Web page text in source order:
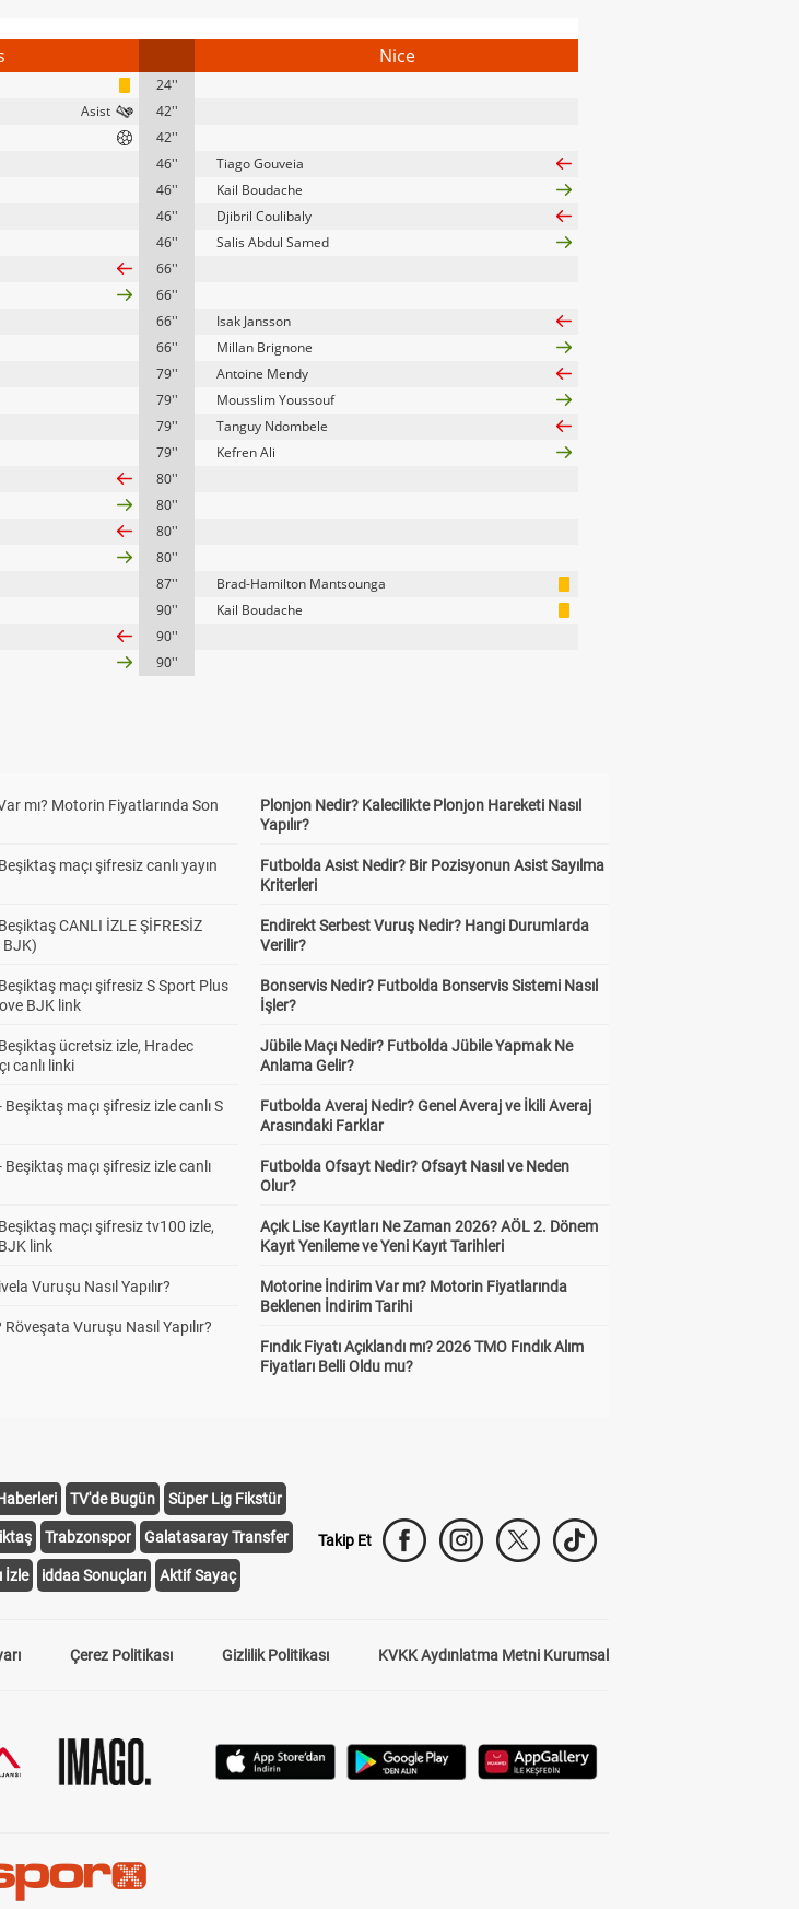
Nice
24''
42''
42''
46''
Tiago Gouveia
46''
Kail Boudache
46''
Djibril Coulibaly
46''
Salis Abdul Samed
66''
66''
66''
Isak Jansson
66''
Millan Brignone
79''
Antoine Mendy
79''
Mousslim Youssouf
79''
Tanguy Ndombele
79''
Kefren Ali
80''
80''
80''
80''
87''
Brad-Hamilton Mantsounga
90''
Kail Boudache
90''
90''
mı? Motorin Fiyatlarında Son
maçı şifresiz canlı yayın
CANLI İZLE ŞİFRESİZ
BJK)
maçı şifresiz S Sport Plus
BJK link
ücretsiz izle, Hradec
canlı linki
maçı şifresiz izle canlı S
maçı şifresiz izle canlı
maçı şifresiz tv100 izle,
link
Vuruşu Nasıl Yapılır?
Vuruşu Nasıl Yapılır?
Plonjon Nedir? Kalecilikte Plonjon Hareketi Nasıl
Yapılır?
Futbolda Asist Nedir? Bir Pozisyonun Asist Sayılma
Kriterleri
Endirekt Serbest Vuruş Nedir? Hangi Durumlarda
Verilir?
Bonservis Nedir? Futbolda Bonservis Sistemi Nasıl
İşler?
Jübile Maçı Nedir? Futbolda Jübile Yapmak Ne
Anlama Gelir?
Futbolda Averaj Nedir? Genel Averaj ve İkili Averaj
Arasındaki Farklar
Futbolda Ofsayt Nedir? Ofsayt Nasıl ve Neden
Olur?
Açık Lise Kayıtları Ne Zaman 2026? AÖL 2. Dönem
Kayıt Yenileme ve Yeni Kayıt Tarihleri
Motorine İndirim Var mı? Motorin Fiyatlarında
Beklenen İndirim Tarihi
Fındık Fiyatı Açıklandı mı? 2026 TMO Fındık Alım
Fiyatları Belli Oldu mu?
TV'de Bugün Süper Lig Fikstür
Trabzonspor Galatasaray Transfer
İzle iddaa Sonuçları Aktif Sayaç
Takip Et
Çerez Politikası Gizlilik Politikası KVKK Aydınlatma Metni Kurumsal